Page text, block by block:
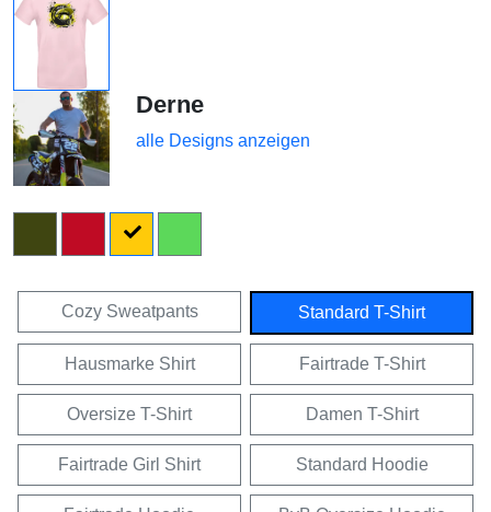
Derne
alle Designs anzeigen
Cozy Sweatpants Standard T-Shirt
Hausmarke Shirt Fairtrade T-Shirt
Oversize T-Shirt Damen T-Shirt
Fairtrade Girl Shirt Standard Hoodie